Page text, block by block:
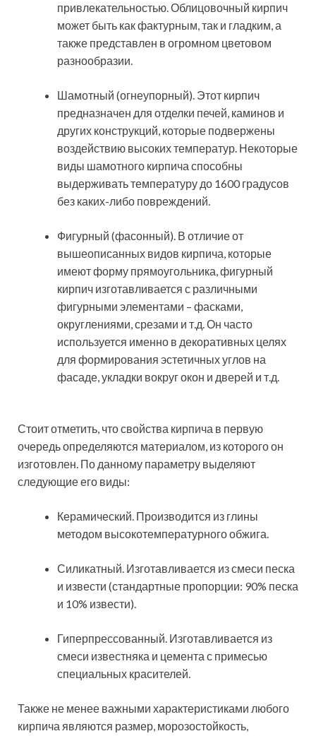
привлекательностью. Облицовочный кирпич
может быть как фактурным, так и гладким, а
также представлен в огромном цветовом
разнообразии.
Шамотный (огнеупорный). Этот кирпич
предназначен для отделки печей, каминов и
других конструкций, которые подвержены
воздействию высоких температур. Некоторые
виды шамотного кирпича способны
выдерживать температуру до 1600 градусов
без каких-либо повреждений.
Фигурный (фасонный). В отличие от
вышеописанных видов кирпича, которые
имеют форму прямоугольника, фигурный
кирпич изготавливается с различными
фигурными элементами – фасками,
округлениями, срезами и т.д. Он часто
используется именно в декоративных целях
для формирования эстетичных углов на
фасаде, укладки вокруг окон и дверей и т.д.
Стоит отметить, что свойства кирпича в первую
очередь определяются материалом, из которого он
изготовлен. По данному параметру выделяют
следующие его виды:
Керамический. Производится из глины
методом высокотемпературного обжига.
Силикатный. Изготавливается из смеси песка
и извести (стандартные пропорции: 90% песка
и 10% извести).
Гиперпрессованный. Изготавливается из
смеси известняка и цемента с примесью
специальных красителей.
Также не менее важными характеристиками любого
кирпича являются размер, морозостойкость,